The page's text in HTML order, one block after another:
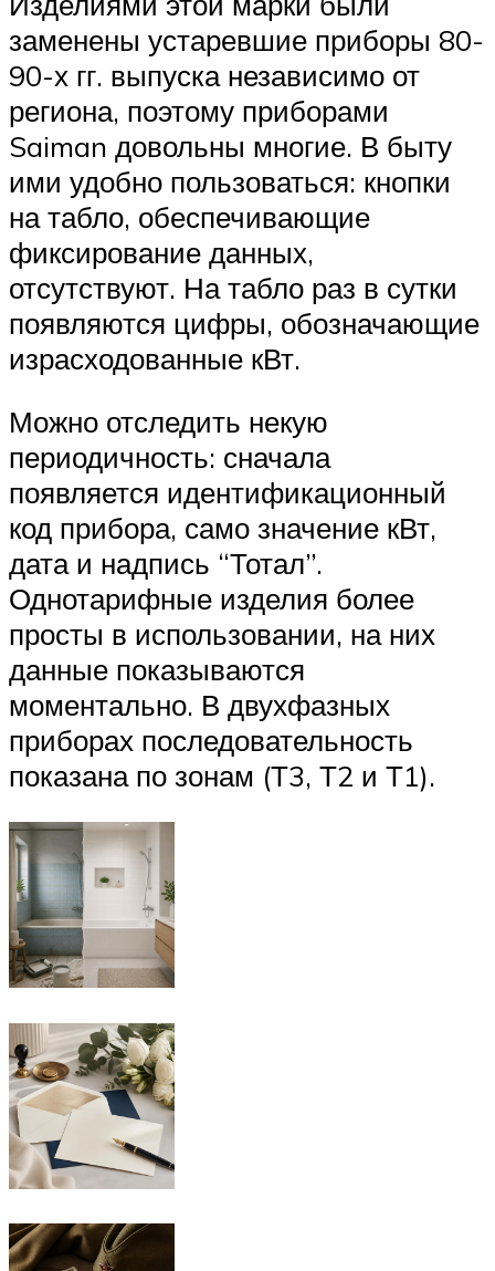
заменены устаревшие приборы 80-
90-х гг. выпуска независимо от
региона, поэтому приборами
Saiman довольны многие. В быту
ими удобно пользоваться: кнопки
на табло, обеспечивающие
фиксирование данных,
отсутствуют. На табло раз в сутки
появляются цифры, обозначающие
израсходованные кВт.
Можно отследить некую
периодичность: сначала
появляется идентификационный
код прибора, само значение кВт,
дата и надпись “Тотал”.
Однотарифные изделия более
просты в использовании, на них
данные показываются
моментально. В двухфазных
приборах последовательность
показана по зонам (Т3, Т2 и Т1).